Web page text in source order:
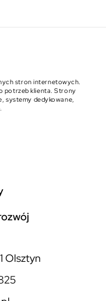
stron internetowych.
potrzeb klienta. Strony
systemy dedykowane,
Olsztyn